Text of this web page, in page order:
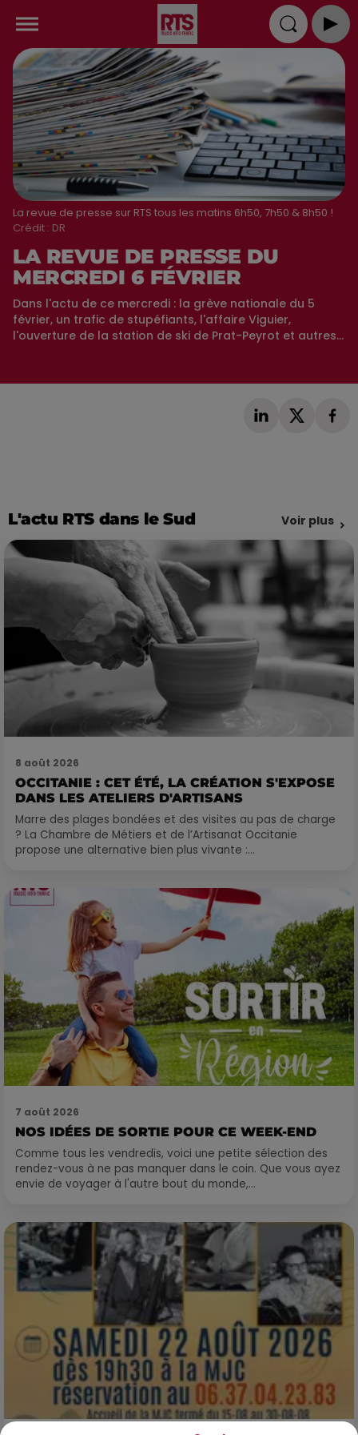
La revue de presse sur RTS tous les matins 6h50, 7h50 & 8h50 !
Crédit : DR
LA REVUE DE PRESSE DU
MERCREDI 6 FÉVRIER
Dans l'actu de ce mercredi : la grève nationale du 5
février, un trafic de stupéfiants, l'affaire Viguier,
l'ouverture de la station de ski de Prat-Peyrot et autres...
L'actu RTS dans le Sud Voir plus
8 août 2026
OCCITANIE : CET ÉTÉ, LA CRÉATION S'EXPOSE
DANS LES ATELIERS D'ARTISANS
Marre des plages bondées et des visites au pas de charge
? La Chambre de Métiers et de l’Artisanat Occitanie
propose une alternative bien plus vivante :...
7 août 2026
NOS IDÉES DE SORTIE POUR CE WEEK-END
Comme tous les vendredis, voici une petite sélection des
rendez-vous à ne pas manquer dans le coin. Que vous ayez
envie de voyager à l'autre bout du monde,...